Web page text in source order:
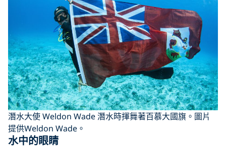
潛水大使 Weldon Wade 潛水時揮舞著百慕大國旗。圖片
提供Weldon Wade。
水中的眼睛